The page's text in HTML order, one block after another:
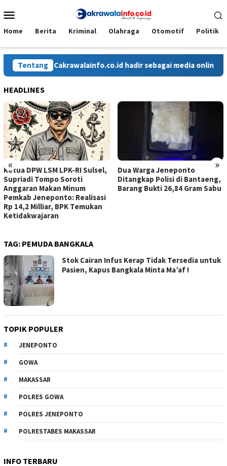
ke
Mobile
Home Berita Kriminal Olahraga Otomotif Politik
Tentang
Cakrawalainfo.co.id hadir sebagai media online yang
HEADLINES
« »
Ketua DPW LSM LPK-RI Sulsel,
Supriadi Tompo Soroti
Anggaran Makan Minum
Pemkab Jeneponto: Realisasi
Rp 14,2 Milliar, BPK Temukan
Ketidakwajaran
Dua Warga Jeneponto
Ditangkap Polisi di Bantaeng,
Barang Bukti 26,84 Gram Sabu
TAG: PEMUDA BANGKALA
Stok Cairan Infus Kerap Tidak Tersedia untuk
Pasien, Kapus Bangkala Minta Ma’af !
TOPIK POPULER
JENEPONTO
GOWA
MAKASSAR
POLRES GOWA
POLRES JENEPONTO
POLRESTABES MAKASSAR
INFO TERBARU